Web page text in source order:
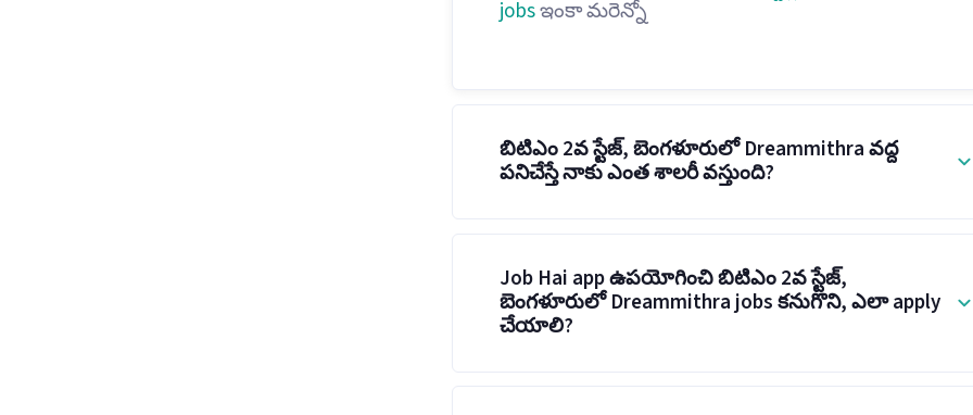
jobsఇంకా మరెన్నో
బిటిఎం 2వ స్టేజ్, బెంగళూరులో Dreammithra వద్ద
పనిచేస్తే నాకు ఎంత శాలరీ వస్తుంది?
Job Hai app ఉపయోగించి బిటిఎం 2వ స్టేజ్,
బెంగళూరులో Dreammithra jobs కనుగొని, ఎలా apply
చేయాలి?